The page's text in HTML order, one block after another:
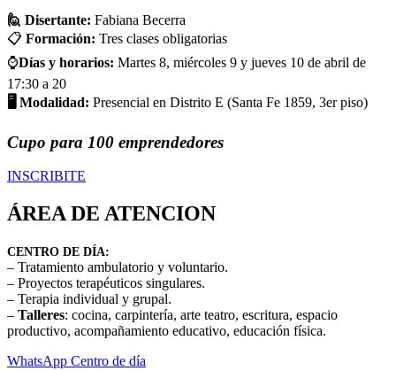
🙋 Disertante: Fabiana Becerra
📋 Formación: Tres clases obligatorias
⌚Días y horarios: Martes 8, miércoles 9 y jueves 10 de abril de
17:30 a 20
🖥️ Modalidad: Presencial en Distrito E (Santa Fe 1859, 3er piso)
Cupo para 100 emprendedores
INSCRIBITE
ÁREA DE ATENCION
CENTRO DE DÍA:
– Tratamiento ambulatorio y voluntario.
– Proyectos terapéuticos singulares.
– Terapia individual y grupal.
– Talleres: cocina, carpintería, arte teatro, escritura, espacio
productivo, acompañamiento educativo, educación física.
WhatsApp Centro de día